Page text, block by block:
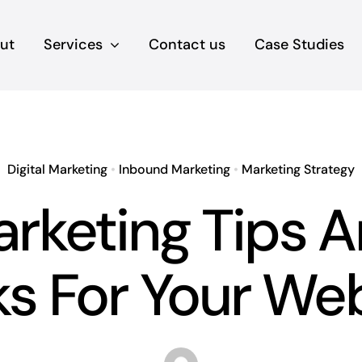
Services Contact us Case Studies
Digital Marketing• Inbound Marketing• Marketing Strategy
Tips
For Your